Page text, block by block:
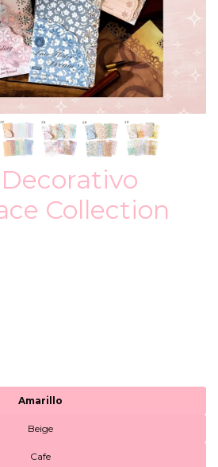
Collection
Amarillo
Beige
Cafe